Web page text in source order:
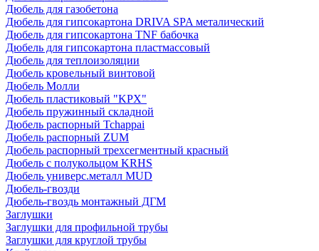
Дюбель для газобетона
Дюбель для гипсокартона DRIVA SPA металический
Дюбель для гипсокартона TNF бабочка
Дюбель для гипсокартона пластмассовый
Дюбель для теплоизоляции
Дюбель кровельный винтовой
Дюбель Молли
Дюбель пластиковый "KPX"
Дюбель пружинный складной
Дюбель распорный Tchappai
Дюбель распорный ZUM
Дюбель распорный трехсегментный красный
Дюбель с полукольцом KRHS
Дюбель универс.металл MUD
Дюбель-гвозди
Дюбель-гвоздь монтажный ДГМ
Заглушки
Заглушки для профильной трубы
Заглушки для круглой трубы